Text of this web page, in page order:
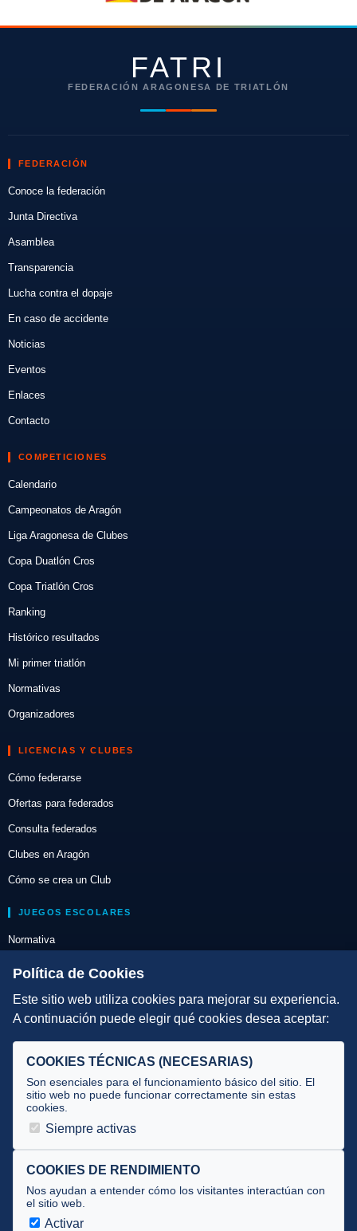
FATRI
FEDERACIÓN ARAGONESA DE TRIATLÓN
FEDERACIÓN
Conoce la federación
Junta Directiva
Asamblea
Transparencia
Lucha contra el dopaje
En caso de accidente
Noticias
Eventos
Enlaces
Contacto
COMPETICIONES
Calendario
Campeonatos de Aragón
Liga Aragonesa de Clubes
Copa Duatlón Cros
Copa Triatlón Cros
Ranking
Histórico resultados
Mi primer triatlón
Normativas
Organizadores
LICENCIAS Y CLUBES
Cómo federarse
Ofertas para federados
Consulta federados
Clubes en Aragón
Cómo se crea un Club
JUEGOS ESCOLARES
Normativa
Escuelas de Triatlón
DIRECCIÓN TÉCNICA
Selecciones
Tecnificación
JUECES Y OFICIALES
Documentos
Cursos
Circulares oficiales
Política de Cookies
Este sitio web utiliza cookies para mejorar su experiencia.
A continuación puede elegir qué cookies desea aceptar:
COOKIES TÉCNICAS (NECESARIAS)
Son esenciales para el funcionamiento básico del sitio. El
sitio web no puede funcionar correctamente sin estas
cookies.
Siempre activas
COOKIES DE RENDIMIENTO
Nos ayudan a entender cómo los visitantes interactúan con
el sitio web.
Activar